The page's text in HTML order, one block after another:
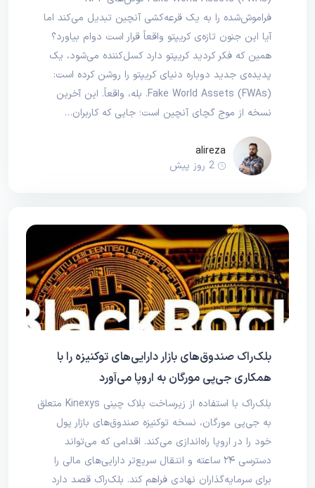
فراموش‌شده را به یک قرعه‌کشی آنچین تبدیل می‌کند اما
آیا این جنون تازه‌ی کریپتو واقعاً قرار است دوام بیاورد؟
همین که فکر کردید کریپتو دارد کسل‌کننده می‌شود، یک
پدیده‌ی جدید دوباره دنیای کریپتو را روشن کرده است:
Fake World Assets (FWAs). بله، واقعاً. این آخرین
نسخه از موج گچای آنچین است؛ جایی که کاربران…
alireza
2 روز پیش
بلک‌راک صندوق‌های بازار دارایی‌های توکنیزه را با
همکاری جی‌پی مورگان به اروپا می‌آورد
بلک‌راک با استفاده از زیرساخت بلاک چینی Kinexys متعلق
به جی‌پی مورگان، نسخه توکنیزه صندوق‌های بازار پول
خود را در اروپا راه‌اندازی می‌کند. اقدامی که می‌تواند
دسترسی ۲۴ ساعته و انتقال سریع‌تر دارایی‌های مالی را
برای سرمایه‌گذاران نهادی فراهم کند. بلک‌راک قصد دارد